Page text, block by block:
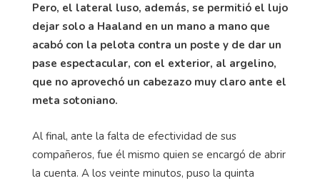
Pero, el lateral luso, además, se permitió el lujo
dejar solo a Haaland en un mano a mano que
acabó con la pelota contra un poste y de dar un
pase espectacular, con el exterior, al argelino,
que no aprovechó un cabezazo muy claro ante el
meta sotoniano.
Al final, ante la falta de efectividad de sus
compañeros, fue él mismo quien se encargó de abrir
la cuenta. A los veinte minutos, puso la quinta